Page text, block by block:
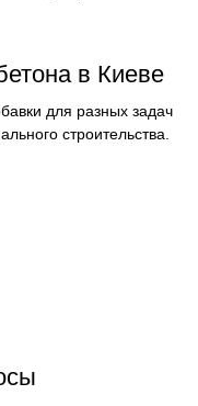
в Киеве
для разных задач
строительства.